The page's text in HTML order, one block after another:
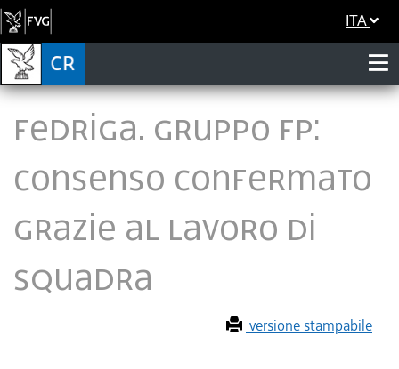
ITA
FEDRIGA. GRUPPO FP:
CONSENSO CONFERMATO
GRAZIE AL LAVORO DI
SQUADRA
versione stampabile